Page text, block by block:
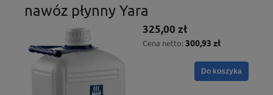
nawóz płynny Yara
325,00 zł
Cena netto: 300,93 zł
Do koszyka